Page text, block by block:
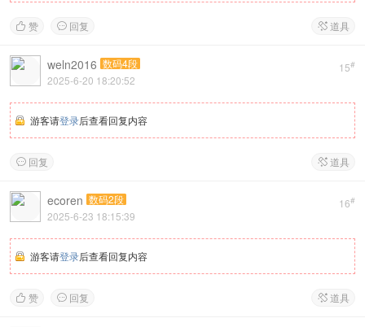
 赞  回复  道具
15#
weln2016 数码4段
2025-6-20 18:20:52
游客请登录后查看回复内容
 回复  道具
16#
ecoren 数码2段
2025-6-23 18:15:39
游客请登录后查看回复内容
 赞  回复  道具